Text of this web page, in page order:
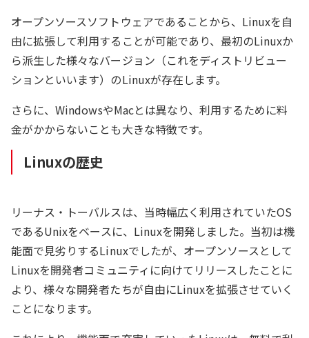
オープンソースソフトウェアであることから、Linuxを自
由に拡張して利用することが可能であり、最初のLinuxか
ら派生した様々なバージョン（これをディストリビュー
ションといいます）のLinuxが存在します。
さらに、WindowsやMacとは異なり、利用するために料
金がかからないことも大きな特徴です。
Linuxの歴史
リーナス・トーバルスは、当時幅広く利用されていたOS
であるUnixをベースに、Linuxを開発しました。当初は機
能面で見劣りするLinuxでしたが、オープンソースとして
Linuxを開発者コミュニティに向けてリリースしたことに
より、様々な開発者たちが自由にLinuxを拡張させていく
ことになります。